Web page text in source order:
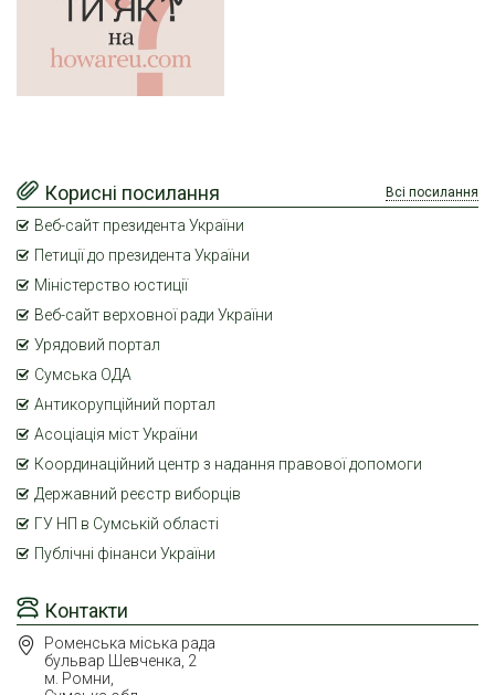
Контакти
Роменська міська рада
бульвар Шевченка, 2
м. Ромни,
Корисні посилання Всі посилання
Веб-сайт президента України
Петиції до президента України
Міністерство юстиції
Веб-сайт верховної ради України
Урядовий портал
Сумська ОДА
Антикорупційний портал
Асоціація міст України
Координаційний центр з надання правової допомоги
Державний реєстр виборців
ГУ НП в Сумській області
Публічні фінанси України